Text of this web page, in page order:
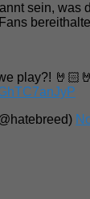
sein, was
play?!